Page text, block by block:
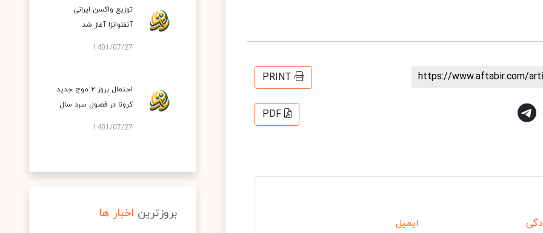
https://www.aftabir.com/
PRINT
PDF
ایمیل
توزیع واکسن ایرانی
آنفلوانزا آغاز شد
1401/07/27
احتمال بروز ۲ موج جدید
کرونا در فصول سرد سال
1401/07/27
بروزترین اخبار ها